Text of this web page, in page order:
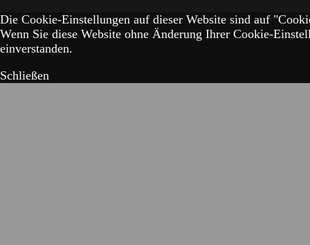
Die Cookie-Einstellungen auf dieser Website sind auf
Wenn Sie diese Website ohne Änderung Ihrer Cookie-
einverstanden.
Schließen